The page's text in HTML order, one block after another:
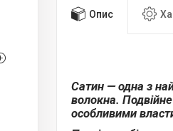
Опис
Сатин — одна з
волокна.
особливими